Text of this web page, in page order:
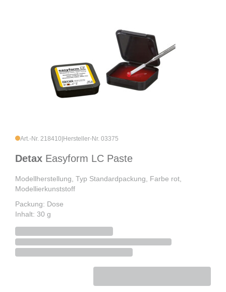
Art.-Nr. 218410 Hersteller-Nr. 03375
Detax Easyform LC Paste
Modellherstellung, Typ Standardpackung, Farbe rot,
Modellierkunststoff
Packung: Dose
Inhalt: 30 g